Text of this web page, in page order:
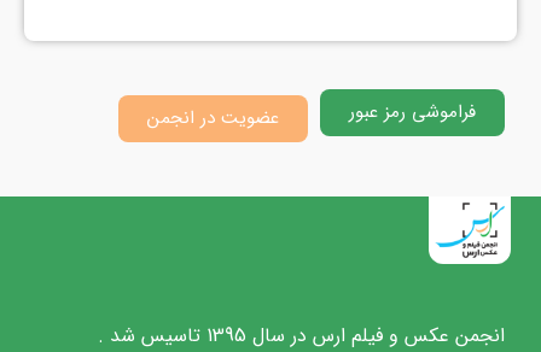
فراموشی رمز عبور عضویت در انجمن
انجمن عکس و فیلم ارس در سال 1395 تاسیس شد .